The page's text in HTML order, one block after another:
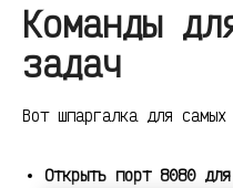
Команды
задач
Вот шпаргалка для
Открыть порт 8080